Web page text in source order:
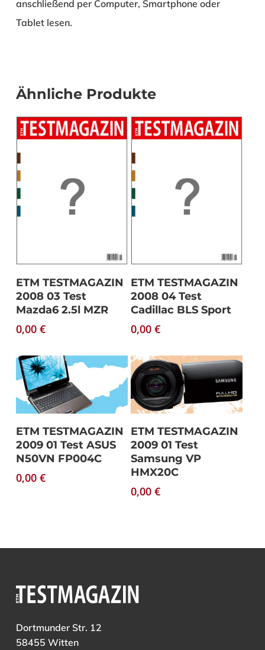
anschließend per Computer, Smartphone oder
Tablet lesen.
Ähnliche Produkte
Download
ETM TESTMAGAZIN
2008 03 Test
Mazda6 2.5l MZR
0,00 €
Download
ETM TESTMAGAZIN
2008 04 Test
Cadillac BLS Sport
0,00€
Download
ETM TESTMAGAZIN
2009 01 Test ASUS
N50VN FP004C
0,00 €
Download
ETM TESTMAGAZIN
2009 01 Test
Samsung VP
HMX20C
0,00€
Dortmunder Str. 12
58455 Witten